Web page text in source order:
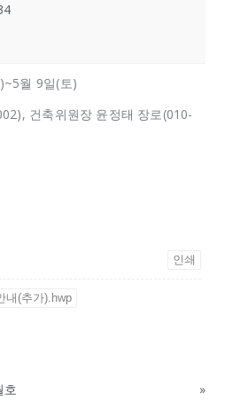
월 9일(토)
건축위원장 윤정태 장로(010-
인쇄
내(추가).hwp
호
»